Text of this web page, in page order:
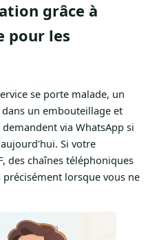
grâce à
pour les
se porte malade, un
un embouteillage et
via WhatsApp si
Si votre
des chaînes téléphoniques
lorsque vous ne